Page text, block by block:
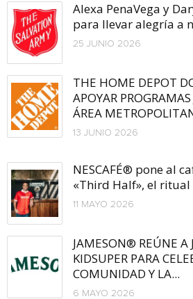
Alexa PenaVega y
para llevar alegría a
25 JUNIO 2026
THE HOME DEPOT
APOYAR
ÁREA
13 JUNIO 2026
NESCAFÉ® pone al
«Third Half», el ritual
11 MAYO 2026
JAMESON® REÚNE A
KIDSUPER PARA
COMUNIDAD Y LA...
6 MAYO 2026